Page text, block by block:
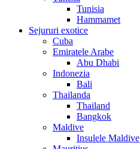
Tunisia
Hammamet
Sejururi exotice
Cuba
Emiratele Arabe
Abu Dhabi
Indonezia
Bali
Thailanda
Thailand
Bangkok
Maldive
Insulele Maldive